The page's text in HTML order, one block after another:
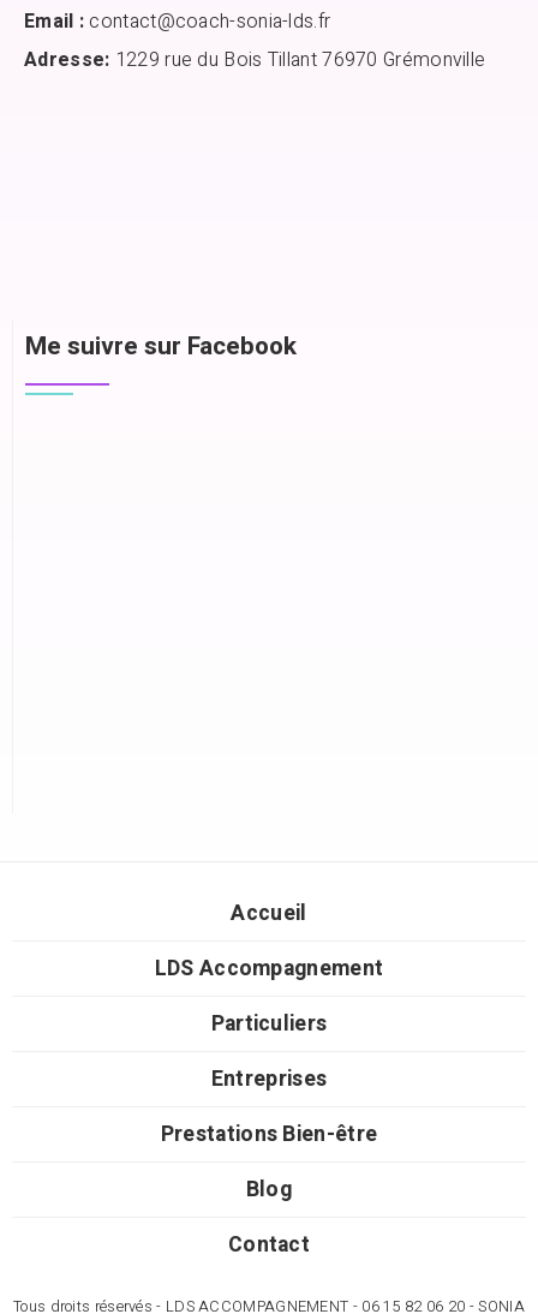
Email :contact@coach-sonia-lds.fr
Adresse: 1229 rue du Bois Tillant 76970 Grémonville
Me suivre sur Facebook
Accueil
LDS Accompagnement
Particuliers
Entreprises
Prestations Bien-être
Blog
Contact
Tous droits réservés - LDS ACCOMPAGNEMENT - 06 15 82 06 20 - SONIA